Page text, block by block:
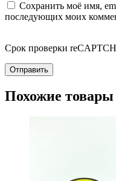
Сохранить моё имя,
последующих моих
Срок проверки
Похожие товары